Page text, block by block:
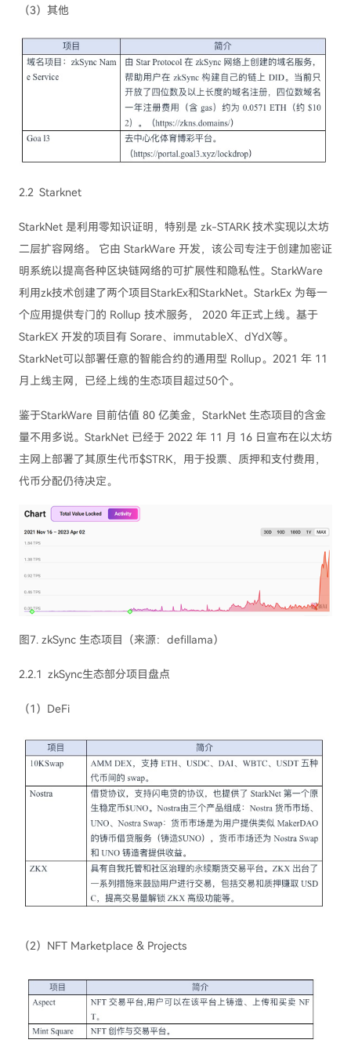
（3）其他
2.2 Starknet
StarkNet 是利用零知识证明，特别是 zk-STARK 技术实现以太坊
二层扩容网络。 它由 StarkWare 开发，该公司专注于创建加密证
明系统以提高各种区块链网络的可扩展性和隐私性。StarkWare
利用zk技术创建了两个项目StarkEx和StarkNet。StarkEx 为每一
个应用提供专门的 Rollup 技术服务， 2020 年正式上线。基于
StarkEX 开发的项目有 Sorare、immutableX、dYdX等。
StarkNet可以部署任意的智能合约的通用型 Rollup。2021 年 11
月上线主网，已经上线的生态项目超过50个。
鉴于StarkWare 目前估值 80 亿美金，StarkNet 生态项目的含金
量不用多说。StarkNet 已经于 2022 年 11 月 16 日宣布在以太坊
主网上部署了其原生代币$STRK，用于投票、质押和支付费用，
代币分配仍待决定。
图7. zkSync 生态项目（来源：defillama）
2.2.1 zkSync生态部分项目盘点
（1）DeFi
（2）NFT Marketplace & Projects